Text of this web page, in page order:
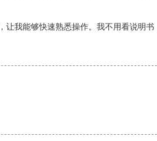
我能够快速熟悉操作。我不用看说明书